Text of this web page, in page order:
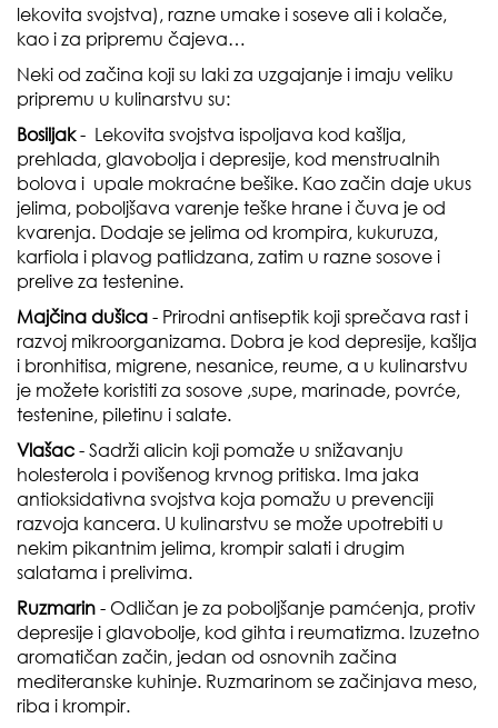
lekovita svojstva), razne umake i soseve ali i kolače,
kao i za pripremu čajeva…
Neki od začina koji su laki za uzgajanje i imaju veliku
pripremu u kulinarstvu su:
Bosiljak- Lekovita svojstva ispoljava kod kašlja,
prehlada, glavobolja i depresije, kod menstrualnih
bolova i upale mokraćne bešike. Kao začin daje ukus
jelima, poboljšava varenje teške hrane i čuva je od
kvarenja. Dodaje se jelima od krompira, kukuruza,
karfiola i plavog patlidzana, zatim u razne sosove i
prelive za testenine.
Majčina dušica - Prirodni antiseptik koji sprečava rast i
razvoj mikroorganizama. Dobra je kod depresije, kašlja
i bronhitisa, migrene, nesanice, reume, a u kulinarstvu
je možete koristiti za sosove ,supe, marinade, povrće,
testenine, piletinu i salate.
Vlašac - Sadrži alicin koji pomaže u snižavanju
holesterola i povišenog krvnog pritiska. Ima jaka
antioksidativna svojstva koja pomažu u prevenciji
razvoja kancera. U kulinarstvu se može upotrebiti u
nekim pikantnim jelima, krompir salati i drugim
salatama i prelivima.
Ruzmarin - Odličan je za poboljšanje pamćenja, protiv
depresije i glavobolje, kod gihta i reumatizma. Izuzetno
aromatičan začin, jedan od osnovnih začina
mediteranske kuhinje. Ruzmarinom se začinjava meso,
riba i krompir.